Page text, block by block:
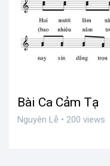
Bài Ca Cảm Tạ
Nguyên Lễ • 200 views